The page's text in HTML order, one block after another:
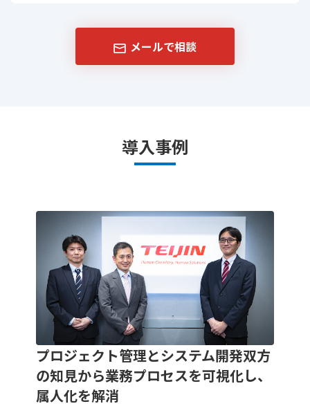
メールで相談
導入事例
プロジェクト管理とシステム開発双方
の知見から業務プロセスを可視化し、
属人化を解消